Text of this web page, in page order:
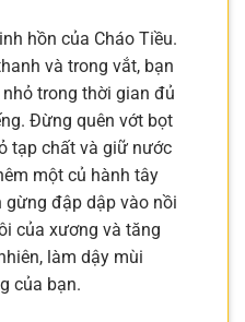
hồn của Cháo Tiều.
và trong vắt, bạn
trong thời gian đủ
Đừng quên vớt bọt
tạp chất và giữ nước
một củ hành tây
đập dập vào nồi
của xương và tăng
làm dậy mùi
của bạn.